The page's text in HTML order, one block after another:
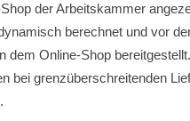
der Arbeitskammer
berechnet und vor
dem Online-Shop bereitgestellt.
bei grenzüberschreitenden